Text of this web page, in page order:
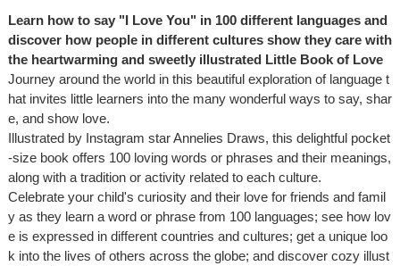
Learn how to say "I Love You" in 100 different languages and
discover how people in different cultures show they care with
the heartwarming and sweetly illustrated Little Book of Love
Journey around the world in this beautiful exploration of language t
hat invites little learners into the many wonderful ways to say, shar
e, and show love.
Illustrated by Instagram star Annelies Draws, this delightful pocket
-size book offers 100 loving words or phrases and their meanings,
along with a tradition or activity related to each culture.
Celebrate your child's curiosity and their love for friends and famil
y as they learn a word or phrase from 100 languages; see how lov
e is expressed in different countries and cultures; get a unique loo
k into the lives of others across the globe; and discover cozy illust